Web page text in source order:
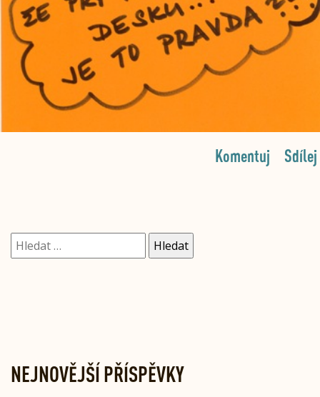
Sdílej
Komentuj
Vyhledávání
NEJNOVĚJŠÍ PŘÍSPĚVKY